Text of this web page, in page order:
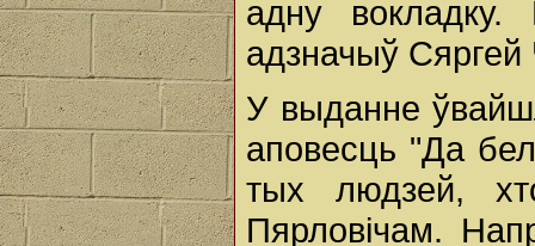
адну
адзначыў
У выданне
аповесць "Да
тых людзей,
Пярловічам.